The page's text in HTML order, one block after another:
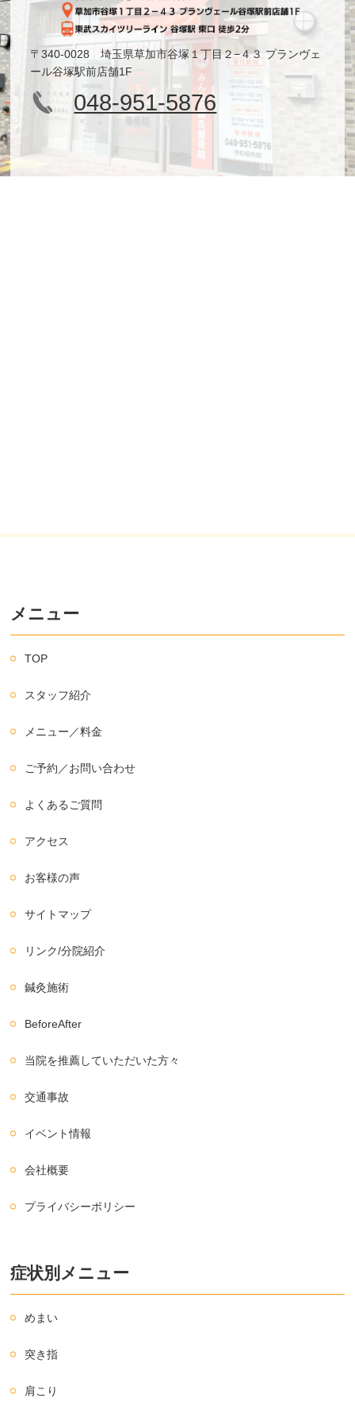
〒340-0028 埼玉県草加市谷塚１丁目２−４３ プランヴェ
ール谷塚駅前店舗1F
048-951-5876
メニュー
TOP
スタッフ紹介
メニュー／料金
ご予約／お問い合わせ
よくあるご質問
アクセス
お客様の声
サイトマップ
リンク/分院紹介
鍼灸施術
BeforeAfter
当院を推薦していただいた方々
交通事故
イベント情報
会社概要
プライバシーポリシー
症状別メニュー
めまい
突き指
肩こり